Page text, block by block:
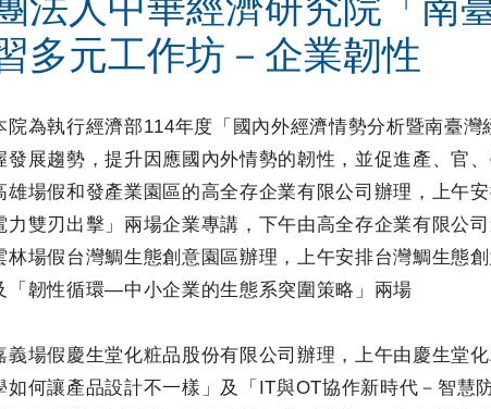
多元工作坊－企業韌性
院為執行經濟部114年度「國內外經濟情勢分析暨南臺
發展趨勢，提升因應國內外情勢的韌性，並促進產、官
雄場假和發產業園區的高全存企業有限公司辦理，上午
力雙刃出擊」兩場企業專講，下午由高全存企業有限公
林場假台灣鯛生態創意園區辦理，上午安排台灣鯛生態
「韌性循環—中小企業的生態系突圍策略」兩場
義場假慶生堂化粧品股份有限公司辦理，上午由慶生堂
如何讓產品設計不一樣」及「IT與OT協作新時代－智慧